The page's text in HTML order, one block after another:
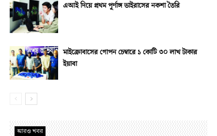
এআই দিয়ে প্রথম পূর্ণাঙ্গ ভাইরাসের নকশা তৈরি
মাইক্রোবাসের গোপন চেম্বারে ১ কোটি ৩০ লাখ টাকার
ইয়াবা
আরও খবর